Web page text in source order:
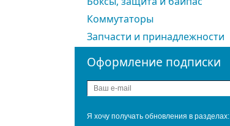
Коммутаторы
Запчасти и принадлежности
Оформление подписки
Я хочу получать обновления в разделах: